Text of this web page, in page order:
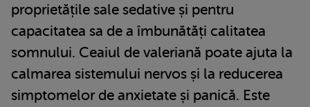
proprietățile sale sedative și pentru
capacitatea sa de a îmbunătăți calitatea
somnului. Ceaiul de valeriană poate ajuta la
calmarea sistemului nervos și la reducerea
simptomelor de anxietate și panică. Este